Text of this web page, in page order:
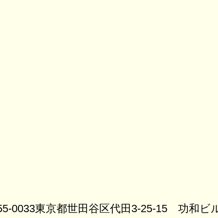
0033東京都世田谷区代田3-25-15 功和ビ